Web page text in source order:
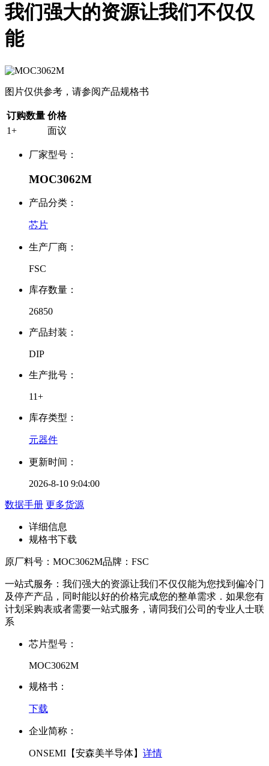
我们强大的资源让我们不仅仅
能
图片仅供参考，请参阅产品规格书
订购数量 价格
1+
面议
厂家型号：
MOC3062M
产品分类：
芯片
生产厂商：
FSC
库存数量：
26850
产品封装：
DIP
生产批号：
11+
库存类型：
元器件
更新时间：
2026-8-10 9:04:00
数据手册 更多货源
详细信息
规格书下载
原厂料号： MOC3062M品牌： FSC
一站式服务：我们强大的资源让我们不仅仅能为您找到偏冷门
及停产产品，同时能以好的价格完成您的整单需求．如果您有
计划采购表或者需要一站式服务，请同我们公司的专业人士联
系
芯片型号：
MOC3062M
规格书：
下载
企业简称：
ONSEMI【安森美半导体】 详情